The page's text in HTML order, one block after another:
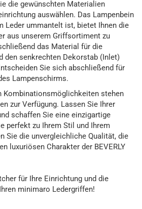
die gewünschten Materialien
auswählen. Das Lampenbein
Leder ummantelt ist, bietet Ihnen die
aus unserem Griffsortiment zu
das Material für die
den senkrechten Dekorstab (Inlet)
Sie sich abschließend für
Lampenschirms.
Kombinationsmöglichkeiten stehen
zur Verfügung. Lassen Sie Ihrer
schaffen Sie eine einzigartige
perfekt zu Ihrem Stil und Ihrem
Sie die unvergleichliche Qualität, die
luxuriösen Charakter der BEVERLY
für Ihre Einrichtung und die
minimaro Ledergriffen!